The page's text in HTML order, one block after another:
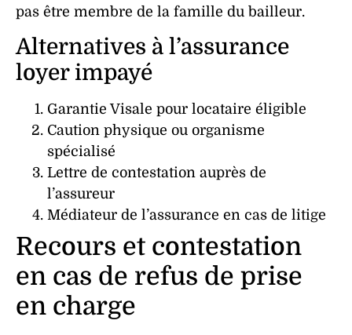
pas être membre de la famille du bailleur.
Alternatives à l’assurance
loyer impayé
Garantie Visale pour locataire éligible
Caution physique ou organisme
spécialisé
Lettre de contestation auprès de
l’assureur
Médiateur de l’assurance en cas de litige
Recours et contestation
en cas de refus de prise
en charge